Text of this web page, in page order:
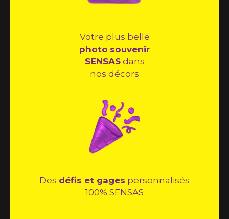
Votre plus belle
photo souvenir
SENSASdans
nos décors
Des défis et gages personnalisés
100% SENSAS